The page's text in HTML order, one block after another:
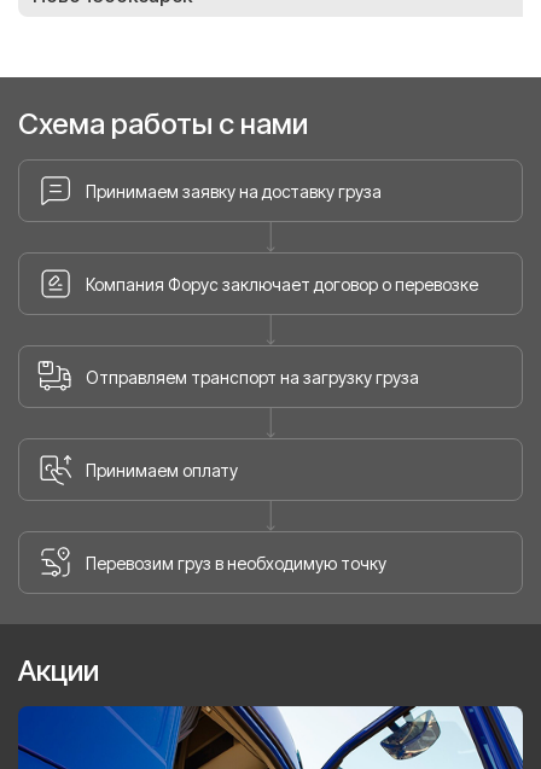
Схема работы с нами
Принимаем заявку на доставку груза
Компания Форус заключает договор о перевозке
Отправляем транспорт на загрузку груза
Принимаем оплату
Перевозим груз в необходимую точку
Акции